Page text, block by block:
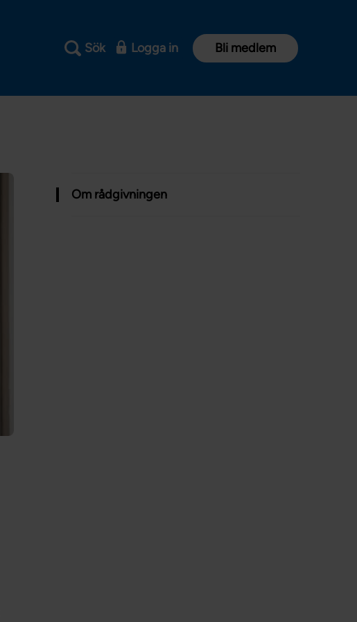
Sök Logga in Bli medlem
Om rådgivningen